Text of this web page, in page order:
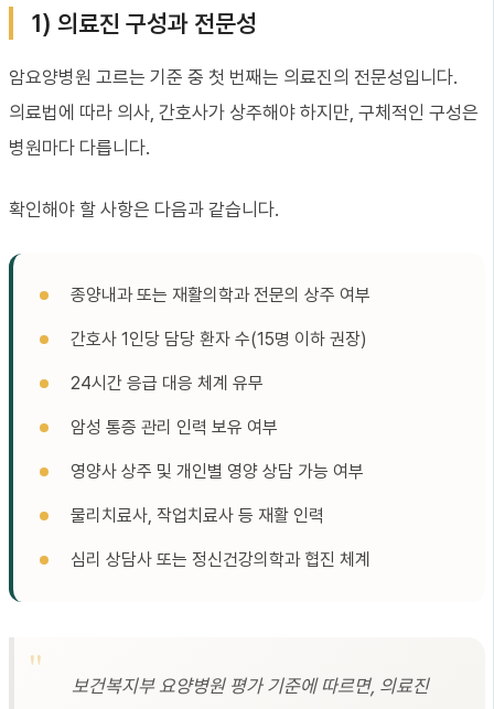
1) 의료진 구성과 전문성
암요양병원 고르는 기준 중 첫 번째는 의료진의 전문성입니다.
의료법에 따라 의사, 간호사가 상주해야 하지만, 구체적인 구성은
병원마다 다릅니다.
확인해야 할 사항은 다음과 같습니다.
종양내과 또는 재활의학과 전문의 상주 여부
간호사 1인당 담당 환자 수(15명 이하 권장)
24시간 응급 대응 체계 유무
암성 통증 관리 인력 보유 여부
영양사 상주 및 개인별 영양 상담 가능 여부
물리치료사, 작업치료사 등 재활 인력
심리 상담사 또는 정신건강의학과 협진 체계
보건복지부 요양병원 평가 기준에 따르면, 의료진